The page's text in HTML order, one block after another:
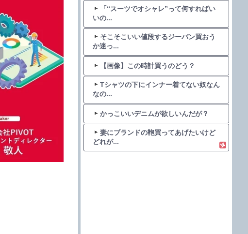
「“スーツでオシャレ”って何すればい
いの...
そこそこいい値段するジーパン買おう
か迷っ...
【画像】この時計買うのどう？
Tシャツの下にインナー着てない奴なん
なの...
かっこいいデニムが欲しいんだが？
妻にブランドの鞄買ってあげたいけど
どれが...